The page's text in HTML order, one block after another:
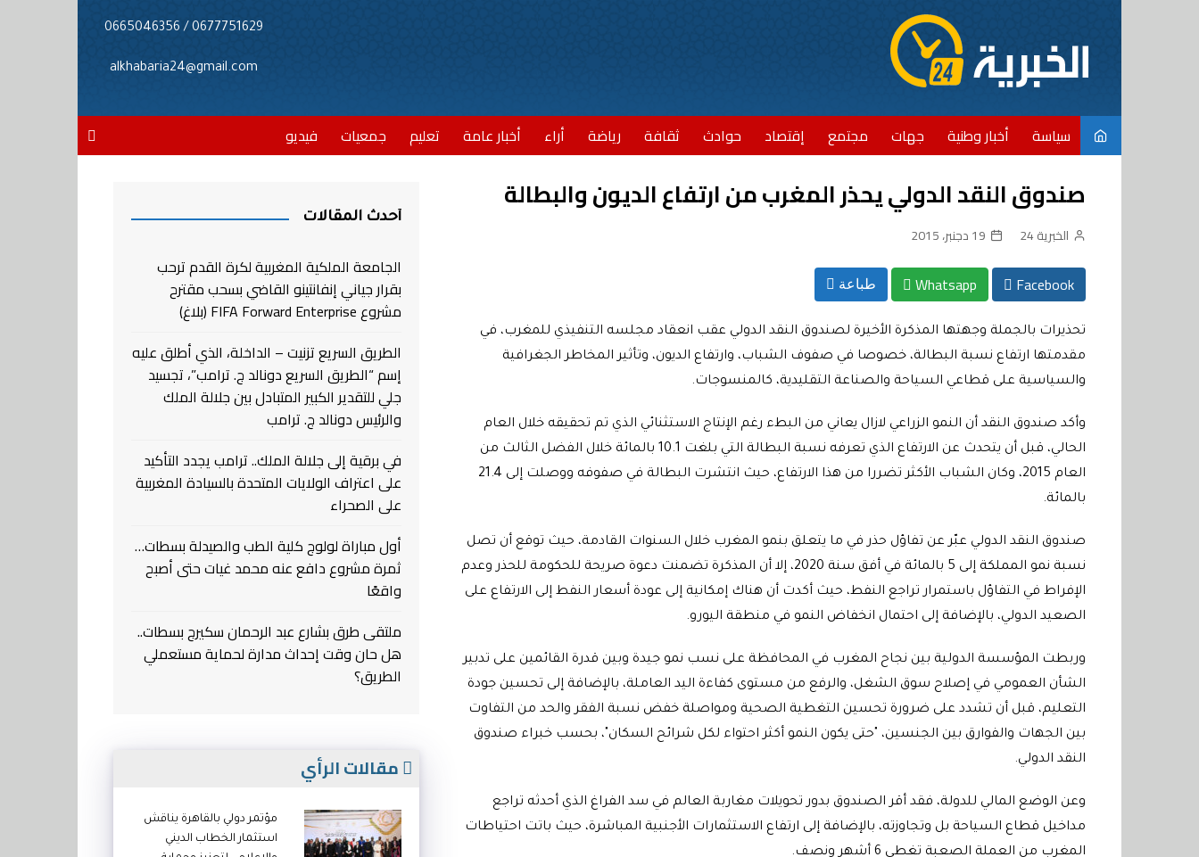
0677751629 / 0665046356
alkhabaria24@gmail.com
سياسة أخبار وطنية جهات مجتمع إقتصاد حوادث ثقافة رياضة أراء أخبار عامة تعليم جمعيات فيديو
صندوق النقد الدولي يحذر المغرب من ارتفاع الديون والبطالة
الخبرية 24 19 دجنبر، 2015
Facebook
Whatsapp طباعة
تحذيرات بالجملة وجهتها المذكرة الأخيرة لصندوق النقد الدولي عقب انعقاد مجلسه التنفيذي للمغرب، في
مقدمتها ارتفاع نسبة البطالة، خصوصا في صفوف الشباب، وارتفاع الديون، وتأثير المخاطر الجغرافية
والسياسية على قطاعي السياحة والصناعة التقليدية، كالمنسوجات.
وأكد صندوق النقد أن النمو الزراعي لازال يعاني من البطء رغم الإنتاج الاستثنائي الذي تم تحقيقه خلال العام
الحالي، قبل أن يتحدث عن الارتفاع الذي تعرفه نسبة البطالة التي بلغت 10.1 بالمائة خلال الفضل الثالث من
العام 2015، وكان الشباب الأكثر تضررا من هذا الارتفاع، حيث انتشرت البطالة في صفوفه ووصلت إلى 21.4
بالمائة.
صندوق النقد الدولي عبّر عن تفاؤل حذر في ما يتعلق بنمو المغرب خلال السنوات القادمة، حيث توقع أن تصل
نسبة نمو المملكة إلى 5 بالمائة في أفق سنة 2020، إلا أن المذكرة تضمنت دعوة صريحة للحكومة للحذر وعدم
الإفراط في التفاؤل باستمرار تراجع النفط، حيث أكدت أن هناك إمكانية إلى عودة أسعار النفط إلى الارتفاع على
الصعيد الدولي، بالإضافة إلى احتمال انخفاض النمو في منطقة اليورو.
وربطت المؤسسة الدولية بين نجاح المغرب في المحافظة على نسب نمو جيدة وبين قدرة القائمين على تدبير
الشأن العمومي في إصلاح سوق الشغل، والرفع من مستوى كفاءة اليد العاملة، بالإضافة إلى تحسين جودة
التعليم، قبل أن تشدد على ضرورة تحسين التغطية الصحية ومواصلة خفض نسبة الفقر والحد من التفاوت
بين الجهات والفوارق بين الجنسين، "حتى يكون النمو أكثر احتواء لكل شرائح السكان"، بحسب خبراء صندوق
النقد الدولي.
وعن الوضع المالي للدولة، فقد أقر الصندوق بدور تحويلات مغاربة العالم في سد الفراغ الذي أحدثه تراجع
مداخيل قطاع السياحة بل وتجاوزته، بالإضافة إلى ارتفاع الاستثمارات الأجنبية المباشرة، حيث باتت احتياطات
المغرب من العملة الصعبة تغطي 6 أشهر ونصف.
أحدث المقالات
الجامعة الملكية المغربية لكرة القدم ترحب
بقرار جياني إنفانتينو القاضي بسحب مقترح
مشروع FIFA Forward Enterprise (بلاغ)
الطريق السريع تزنيت – الداخلة، الذي أطلق عليه
إسم “الطريق السريع دونالد ج. ترامب”، تجسيد
جلي للتقدير الكبير المتبادل بين جلالة الملك
والرئيس دونالد ج. ترامب
في برقية إلى جلالة الملك.. ترامب يجدد التأكيد
على اعتراف الولايات المتحدة بالسيادة المغربية
على الصحراء
أول مباراة لولوج كلية الطب والصيدلة بسطات…
ثمرة مشروع دافع عنه محمد غيات حتى أصبح
واقعًا
ملتقى طرق بشارع عبد الرحمان سكيرج بسطات..
هل حان وقت إحداث مدارة لحماية مستعملي
الطريق؟
مقالات الرأي
مؤتمر دولي بالقاهرة يناقش
استثمار الخطاب الديني